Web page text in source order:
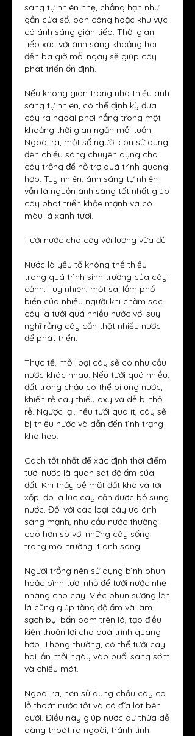
sáng tự nhiên nhẹ, chẳng hạn như
gần cửa sổ, ban công hoặc khu vực
có ánh sáng gián tiếp. Thời gian
tiếp xúc với ánh sáng khoảng hai
đến ba giờ mỗi ngày sẽ giúp cây
phát triển ổn định.
Nếu không gian trong nhà thiếu ánh
sáng tự nhiên, có thể định kỳ đưa
cây ra ngoài phơi nắng trong một
khoảng thời gian ngắn mỗi tuần.
Ngoài ra, một số người còn sử dụng
đèn chiếu sáng chuyên dụng cho
cây trồng để hỗ trợ quá trình quang
hợp. Tuy nhiên, ánh sáng tự nhiên
vẫn là nguồn ánh sáng tốt nhất giúp
cây phát triển khỏe mạnh và có
màu lá xanh tươi.
Tưới nước cho cây với lượng vừa đủ
Nước là yếu tố không thể thiếu
trong quá trình sinh trưởng của cây
cảnh. Tuy nhiên, một sai lầm phổ
biến của nhiều người khi chăm sóc
cây là tưới quá nhiều nước với suy
nghĩ rằng cây cần thật nhiều nước
để phát triển.
Thực tế, mỗi loại cây sẽ có nhu cầu
nước khác nhau. Nếu tưới quá nhiều,
đất trong chậu có thể bị úng nước,
khiến rễ cây thiếu oxy và dễ bị thối
rễ. Ngược lại, nếu tưới quá ít, cây sẽ
bị thiếu nước và dẫn đến tình trạng
khô héo.
Cách tốt nhất để xác định thời điểm
tưới nước là quan sát độ ẩm của
đất. Khi thấy bề mặt đất khô và tơi
xốp, đó là lúc cây cần được bổ sung
nước. Đối với các loại cây ưa ánh
sáng mạnh, nhu cầu nước thường
cao hơn so với những cây sống
trong môi trường ít ánh sáng.
Người trồng nên sử dụng bình phun
hoặc bình tưới nhỏ để tưới nước nhẹ
nhàng cho cây. Việc phun sương lên
lá cũng giúp tăng độ ẩm và làm
sạch bụi bẩn bám trên lá, tạo điều
kiện thuận lợi cho quá trình quang
hợp. Thông thường, có thể tưới cây
hai lần mỗi ngày vào buổi sáng sớm
và chiều mát.
Ngoài ra, nên sử dụng chậu cây có
lỗ thoát nước tốt và có đĩa lót bên
dưới. Điều này giúp nước dư thừa dễ
dàng thoát ra ngoài, tránh tình